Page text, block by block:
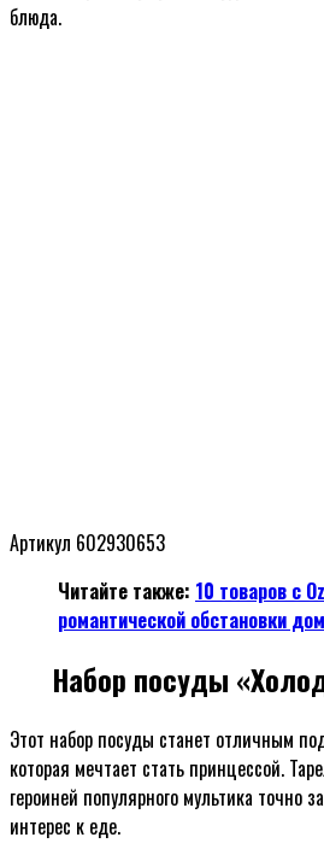
блюда.
Артикул 602930653
Читайте также: 10 товаров с
романтической обстановки
Набор посуды
Этот набор посуды станет отличным
которая мечтает стать принцессой.
героиней популярного мультика точно
интерес к еде.